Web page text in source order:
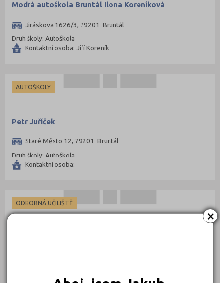
×
Tábor (88)
Tachov (41)
Teplice (76)
Trutnov (106)
Uherské Hradiště (134)
Vyškov (72)
Zlín (161)
Modrá autoškola Bruntál Ilona Koreníková
Jiráskova 1626/3, 79201 Bruntál
Druh školy: Autoškola
Kontaktní osoba: Jiří Koreník
AUTOŠKOLY
Petr Juříček
Staré Město 12, 79201 Bruntál
Druh školy: Autoškola
Kontaktní osoba:
ODBORNÁ UČILIŠTĚ
Ředitel: Jaroslava Tomčalová